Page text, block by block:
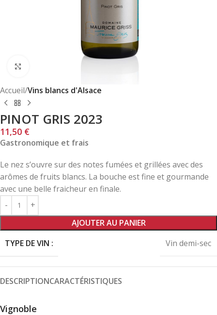
Accueil Vins blancs d'Alsace
PINOT GRIS 2023
11,50 €
Gastronomique et frais
Le nez s’ouvre sur des notes fumées et grillées avec des
arômes de fruits blancs. La bouche est fine et gourmande
avec une belle fraicheur en finale.
AJOUTER AU PANIER
TYPE DE VIN :
Vin demi-sec
DESCRIPTIONCARACTÉRISTIQUES
Vignoble